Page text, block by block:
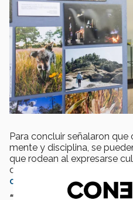
Para concluir señalaron que
mente y disciplina, se
que rodean al expresarse
desarrollar talentos o
carrera artística